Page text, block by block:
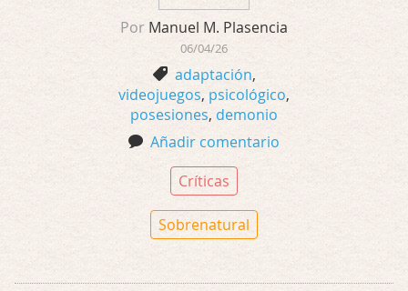
Por Manuel M. Plasencia
06/04/26
adaptación,
videojuegos, psicológico,
posesiones, demonio
Añadir comentario
Críticas
Sobrenatural